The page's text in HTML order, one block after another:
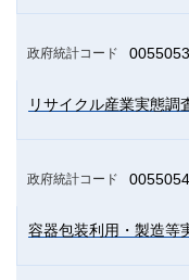
政府統計コード
リサイクル産業実態調
政府統計コード
容器包装利用・製造等